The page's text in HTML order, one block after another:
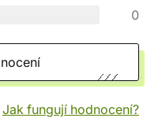
0
Jak fungují hodnocení?